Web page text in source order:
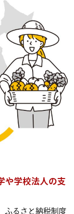
や学校法人の支
ふるさと納税制度